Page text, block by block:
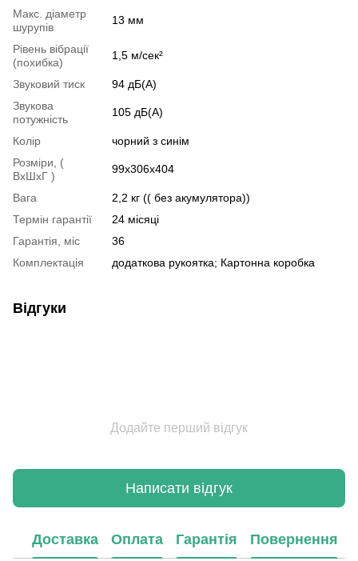
Макс. діаметр
шурупів
13 мм
Рівень вібрації
(похибка)
1,5 м/сек²
Звуковий тиск
94 дБ(А)
Звукова
потужність
105 дБ(А)
Колір
чорний з синім
Розміри, (
ВхШхГ )
99x306x404
Вага
2,2 кг (( без акумулятора))
Термін гарантії
24 місяці
Гарантія, міс
36
Комплектація
додаткова рукоятка; Картонна коробка
Відгуки
Додайте перший відгук
Написати відгук
Доставка Оплата Гарантія Повернення